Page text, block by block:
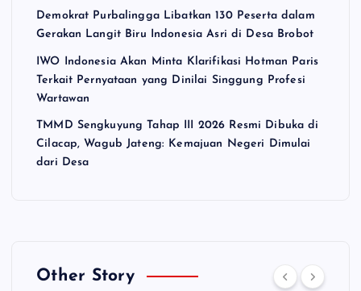
Demokrat Purbalingga Libatkan 130 Peserta dalam
Gerakan Langit Biru Indonesia Asri di Desa Brobot
IWO Indonesia Akan Minta Klarifikasi Hotman Paris
Terkait Pernyataan yang Dinilai Singgung Profesi
Wartawan
TMMD Sengkuyung Tahap III 2026 Resmi Dibuka di
Cilacap, Wagub Jateng: Kemajuan Negeri Dimulai
dari Desa
Other Story